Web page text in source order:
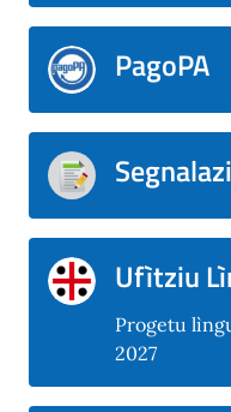
PagoPA
Ufìtziu
Progetu
2027